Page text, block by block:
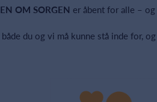
OM SORGEN er åbent for alle –
du og vi må kunne stå inde for,